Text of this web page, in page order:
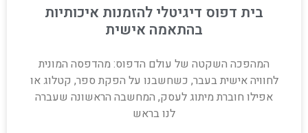
בית דפוס דיגיטלי להזמנות איכותיות
בהתאמה אישית
המהפכה השקטה של עולם הדפוס: מהדפסה המונית
לחוויה אישית בעבר, כשחשבנו על הפקת ספר, קטלוג או
אפילו חוברת מיתוג לעסק, המחשבה הראשונה שעברה
לנו בראש